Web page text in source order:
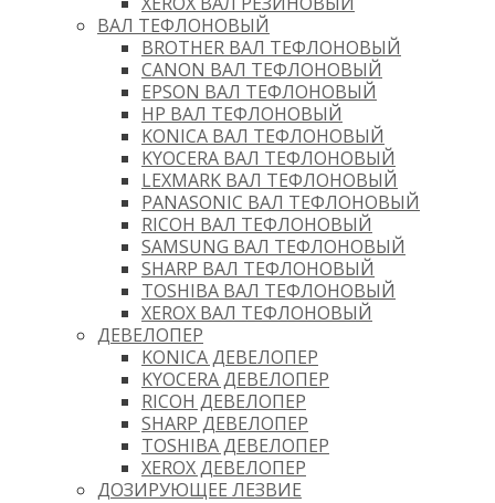
ВАЛ ТЕФЛОНОВЫЙ
BROTHER ВАЛ ТЕФЛОНОВЫЙ
CANON ВАЛ ТЕФЛОНОВЫЙ
EPSON ВАЛ ТЕФЛОНОВЫЙ
HP ВАЛ ТЕФЛОНОВЫЙ
KONICA ВАЛ ТЕФЛОНОВЫЙ
KYOCERA ВАЛ ТЕФЛОНОВЫЙ
LEXMARK ВАЛ ТЕФЛОНОВЫЙ
PANASONIC ВАЛ ТЕФЛОНОВЫЙ
RICOH ВАЛ ТЕФЛОНОВЫЙ
SAMSUNG ВАЛ ТЕФЛОНОВЫЙ
SHARP ВАЛ ТЕФЛОНОВЫЙ
TOSHIBA ВАЛ ТЕФЛОНОВЫЙ
XEROX ВАЛ ТЕФЛОНОВЫЙ
ДЕВЕЛОПЕР
KONICA ДЕВЕЛОПЕР
KYOCERA ДЕВЕЛОПЕР
RICOH ДЕВЕЛОПЕР
SHARP ДЕВЕЛОПЕР
TOSHIBA ДЕВЕЛОПЕР
XEROX ДЕВЕЛОПЕР
ДОЗИРУЮЩЕЕ ЛЕЗВИЕ